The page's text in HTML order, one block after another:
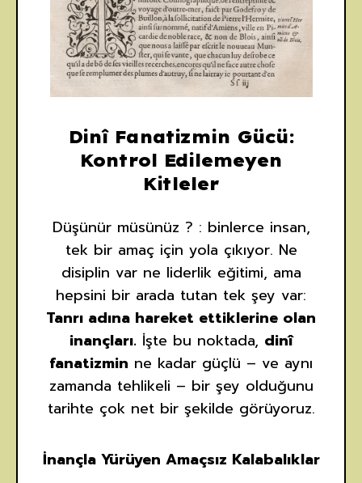
Dinî Fanatizmin Gücü:
Kontrol Edilemeyen
Kitleler
Düşünür müsünüz ? : binlerce insan,
tek bir amaç için yola çıkıyor. Ne
disiplin var ne liderlik eğitimi, ama
hepsini bir arada tutan tek şey var:
Tanrı adına hareket ettiklerine olan
inançları. İşte bu noktada, dinî
fanatizmin ne kadar güçlü – ve aynı
zamanda tehlikeli – bir şey olduğunu
tarihte çok net bir şekilde görüyoruz.
İnançla Yürüyen Amaçsız Kalabalıklar